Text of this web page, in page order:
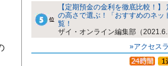
【定期預金の金利を徹底比較！】
の高さで選ぶ！「おすすめのネッ
覧！
ザイ・オンライン編集部（
»アクセス